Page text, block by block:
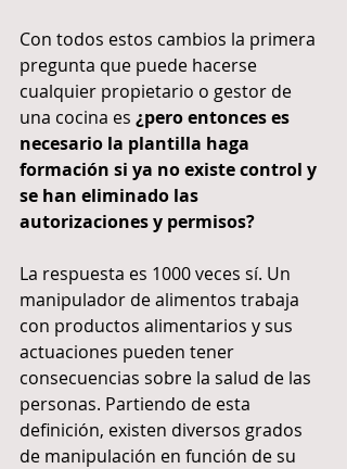
Con todos estos cambios la primera
pregunta que puede hacerse
cualquier propietario o gestor de
una cocina es ¿pero entonces es
necesario la plantilla haga
formación si ya no existe control y
se han eliminado las
autorizaciones y permisos?
La respuesta es 1000 veces sí. Un
manipulador de alimentos trabaja
con productos alimentarios y sus
actuaciones pueden tener
consecuencias sobre la salud de las
personas. Partiendo de esta
definición, existen diversos grados
de manipulación en función de su